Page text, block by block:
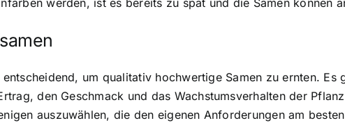
werden, ist es bereits zu spät und die Samen können
um qualitativ hochwertige Samen zu ernten.
den Geschmack und das Wachstumsverhalten der
auszuwählen, die den eigenen Anforderungen am